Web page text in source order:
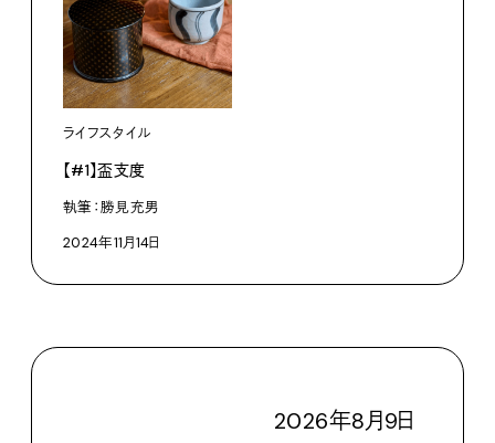
ライフスタイル
【#1】盃支度
執筆：勝見充男
2024年11月14日
2026年8月9日